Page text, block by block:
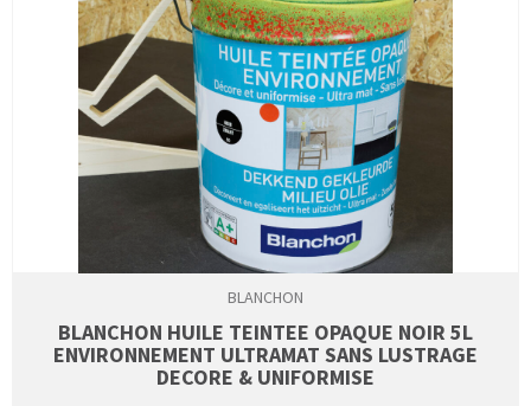
BLANCHON
BLANCHON HUILE TEINTEE OPAQUE NOIR 5L
ENVIRONNEMENT ULTRAMAT SANS LUSTRAGE
DECORE & UNIFORMISE